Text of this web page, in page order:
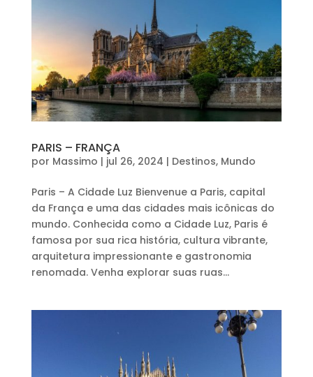
PARIS – FRANÇA
por Massimo | jul 26, 2024 | Destinos, Mundo
Paris – A Cidade Luz Bienvenue a Paris, capital
da França e uma das cidades mais icônicas do
mundo. Conhecida como a Cidade Luz, Paris é
famosa por sua rica história, cultura vibrante,
arquitetura impressionante e gastronomia
renomada. Venha explorar suas ruas...